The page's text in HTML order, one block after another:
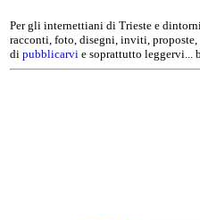
Per gli internettiani di Trieste e
racconti, foto, disegni, inviti,
di pubblicarvi e soprattutto leggervi...